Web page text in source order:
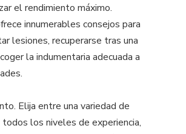
el rendimiento máximo.
innumerables consejos para
lesiones, recuperarse tras una
la indumentaria adecuada a
Elija entre una variedad de
los niveles de experiencia,